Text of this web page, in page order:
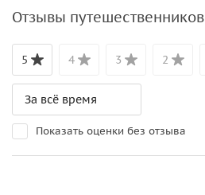
Отзывы путешественников
5 4 3 2
Показать оценки без отзыва